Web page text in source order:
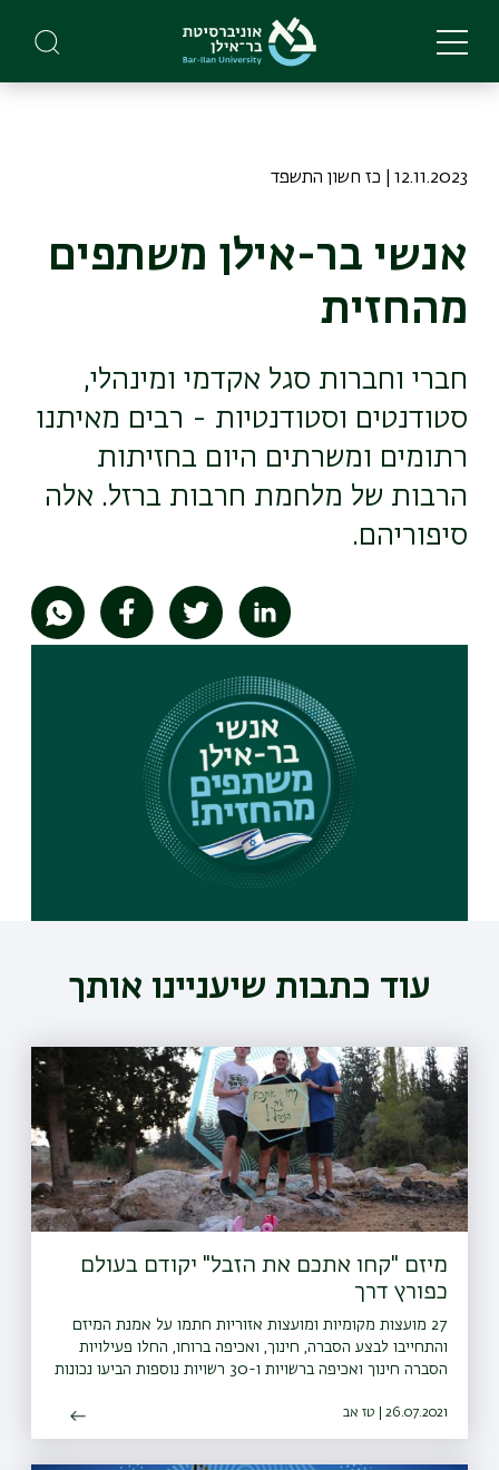
main
12.11.2023 | כז חשון התשפד
אנשי בר-אילן משתפים
מהחזית
חברי וחברות סגל אקדמי ומינהלי,
סטודנטים וסטודנטיות - רבים מאיתנו
רתומים ומשרתים היום בחזיתות
הרבות של מלחמת חרבות ברזל. אלה
סיפוריהם.
עוד כתבות שיעניינו אותך
מיזם "קחו אתכם את הזבל" יקודם בעולם
כפורץ דרך
27 מועצות מקומיות ומועצות אזוריות חתמו על אמנת המיזם
והתחייבו לבצע הסברה, חינוך, ואכיפה ברוחו, החלו פעילויות
הסברה חינוך ואכיפה ברשויות ו-30 רשויות נוספות הביעו נכונות
26.07.2021 | טז אב